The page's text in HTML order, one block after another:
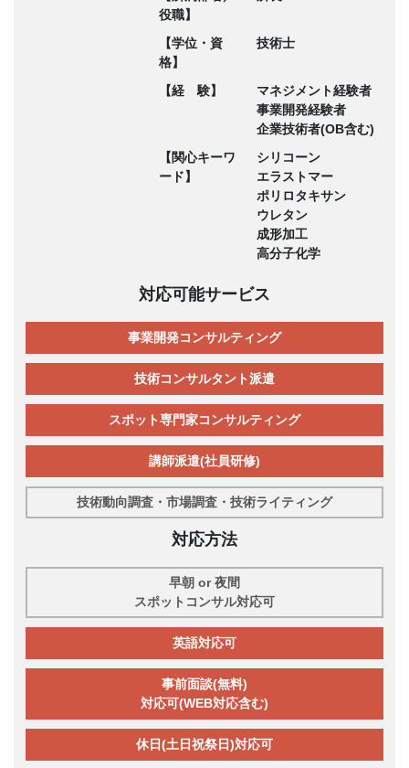
役職】
【学位・資
格】
技術士
【経 験】
マネジメント経験者
事業開発経験者
企業技術者(OB含む)
【関心キーワ
ード】
シリコーン
エラストマー
ポリロタキサン
ウレタン
成形加工
高分子化学
対応可能サービス
事業開発コンサルティング
技術コンサルタント派遣
スポット専門家コンサルティング
講師派遣(社員研修)
技術動向調査・市場調査・技術ライティング
対応方法
早朝 or 夜間
スポットコンサル対応可
英語対応可
事前面談(無料)
対応可(WEB対応含む)
休日(土日祝祭日)対応可